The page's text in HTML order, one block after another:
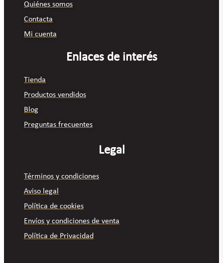
Quiénes somos
Contacta
Mi cuenta
Enlaces de interés
Tienda
Productos vendidos
Blog
Preguntas frecuentes
Legal
Términos y condiciones
Aviso legal
Política de cookies
Envíos y condiciones de venta
Política de Privacidad